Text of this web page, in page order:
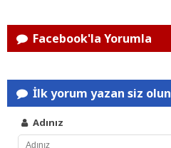
Facebook'la Yorumla
İlk yorum yazan siz olun
Adınız